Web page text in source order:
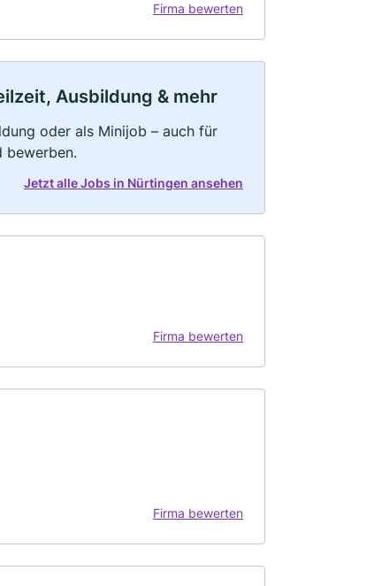
Firma bewerten
Ausbildung & mehr
oder als Minijob – auch für
bewerben.
Jetzt alle Jobs in Nürtingen ansehen
Firma bewerten
Firma bewerten